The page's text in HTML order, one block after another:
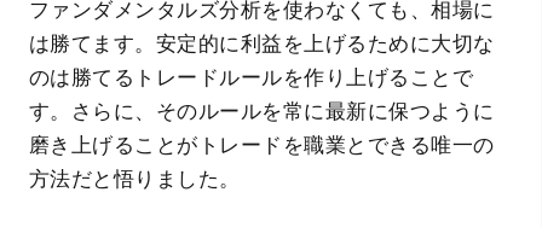
ファンダメンタルズ分析を使わなくても、相場に
は勝てます。安定的に利益を上げるために大切な
のは勝てるトレードルールを作り上げることで
す。さらに、そのルールを常に最新に保つように
磨き上げることがトレードを職業とできる唯一の
方法だと悟りました。